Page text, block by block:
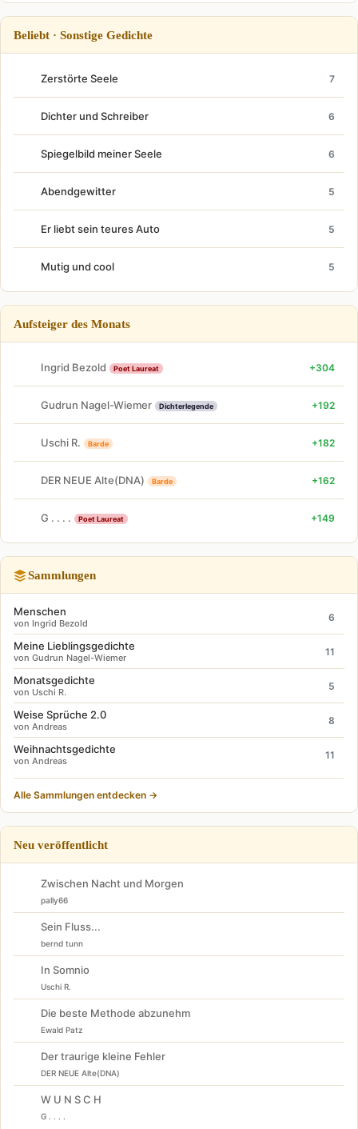
Beliebt · Sonstige Gedichte
Zerstörte Seele 7
Dichter und Schreiber 6
Spiegelbild meiner Seele 6
Abendgewitter 5
Er liebt sein teures Auto 5
Mutig und cool 5
Aufsteiger des Monats
Ingrid Bezold Poet Laureat +304
Gudrun Nagel-Wiemer Dichterlegende +192
Uschi R. Barde +182
DER NEUE Alte(DNA) Barde +162
G . . . . Poet Laureat +149
Sammlungen
Menschen
von Ingrid Bezold
6
Meine Lieblingsgedichte
von Gudrun Nagel-Wiemer
11
Monatsgedichte
von Uschi R.
5
Weise Sprüche 2.0
von Andreas
8
Weihnachtsgedichte
von Andreas
11
Alle Sammlungen entdecken →
Neu veröffentlicht
Zwischen Nacht und Morgen
pally66
Sein Fluss...
bernd tunn
In Somnio
Uschi R.
Die beste Methode abzunehm
Ewald Patz
Der traurige kleine Fehler
DER NEUE Alte(DNA)
W U N S C H
G . . . .